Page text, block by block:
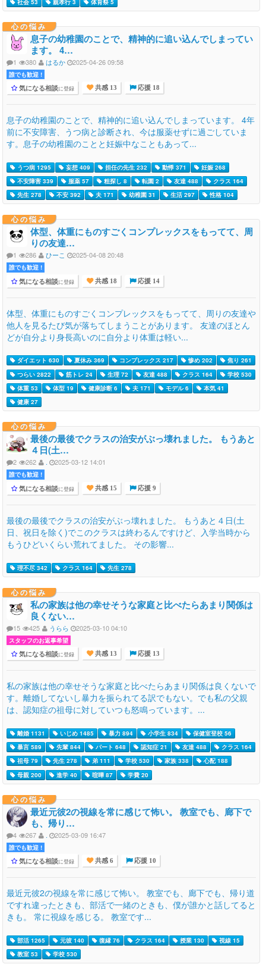
心の悩み
息子の幼稚園のことで、精神的に追い込んでしまってい
ます。 4…
1 380 はるか 2025-04-26 09:58
誰でも歓迎 !
気になる相談に登録 共感 13 応援 18
息子の幼稚園のことで、精神的に追い込んでしまっています。 4年
前に不安障害、うつ病と診断され、今は服薬せずに過ごしていま
す。息子の幼稚園のことと妊娠中なこともあって...
うつ病 1295 妄想 409 担任の先生 232 動悸 371
妊娠 268
不安障害 339
服薬 57 粗探し 8 転園 2 友達 488
クラス 164
先生 278
不安 392 夫 171 幼稚園 31 生活 297 性格 104
心の悩み
体型、体重にものすごくコンプレックスをもってて、周
りの友達…
1 286 ひーこ 2025-04-08 20:48
誰でも歓迎 !
気になる相談に登録 共感 18 応援 14
体型、体重にものすごくコンプレックスをもってて、周りの友達や
他人を見るたび気が落ちてしまうことがあります。 友達のほとん
どが自分より身長高いのに自分より体重は軽い...
ダイエット 630 夏休み 369 コンプレックス 217 惨め 202
焦り 261
つらい 2822
筋トレ 24 生理 72 友達 488 クラス 164
学校 530
体重 53
体型 19 健康診断 6 夫 171 モデル 6
本気 41
健康 27
心の悩み
最後の最後でクラスの治安がぶっ壊れました。 もうあと
４日(土…
2 262 . 2025-03-12 14:01
誰でも歓迎 !
気になる相談に登録 共感 15 応援 9
最後の最後でクラスの治安がぶっ壊れました。 もうあと４日(土
日、祝日を除く)でこのクラスは終わるんですけど、入学当時から
もうひどいくらい荒れてました。 その影響...
理不尽 342 クラス 164 先生 278
心の悩み
私の家族は他の幸せそうな家庭と比べたらあまり関係は
良くない…
15 425 うらら 2025-03-10 04:10
スタッフのお返事希望
気になる相談に登録 共感 13 応援 13
私の家族は他の幸せそうな家庭と比べたらあまり関係は良くないで
す。離婚してないし暴力を振られてる訳でもない。でも私の父親
は、認知症の祖母に対していつも怒鳴っています。...
離婚 1131 いじめ 1485 暴力 894 小学生 834
保健室登校 56
暴言 589
先輩 844 パート 648 認知症 21 友達 488
クラス 164
祖母 79
先生 278 弟 111 学校 530 家族 338
心配 188
母親 200
進学 40 喧嘩 87 学費 20
心の悩み
最近元彼2の視線を常に感じて怖い。 教室でも、廊下で
も、帰り…
4 267 . 2025-03-09 16:47
誰でも歓迎 !
気になる相談に登録 共感 6 応援 10
最近元彼2の視線を常に感じて怖い。 教室でも、廊下でも、帰り道
ですれ違ったときも、部活で一緒のときも、僕が誰かと話してると
きも。 常に視線を感じる。 教室です...
部活 1265 元彼 140 復縁 76 クラス 164 授業 130
視線 15
教室 53
学校 530